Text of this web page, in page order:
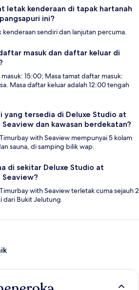
letak kenderaan di tapak hartanah
ini?
kenderaan sendiri dan lanjutan percuma.
masuk dan daftar keluar di
15:00; Masa tamat daftar masuk:
Masa daftar keluar adalah 12:00 tengah
yang tersedia di Deluxe Studio at
dan kawasan berdekatan?
with Seaview mempunyai 5 kolam
sauna, di samping bilik wap.
di sekitar Deluxe Studio at
with Seaview terletak cuma sejauh 2
dari Bukit Jelutung.